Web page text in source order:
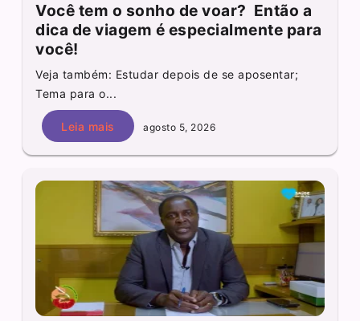
Você tem o sonho de voar? Então a
dica de viagem é especialmente para
você!
Veja também: Estudar depois de se aposentar;
Tema para o...
Leia mais agosto 5, 2026